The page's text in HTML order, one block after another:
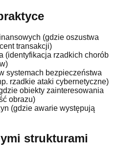
(gdzie oszustwa
transakcji)
(identyfikacja rzadkich chorób
systemach bezpieczeństwa
rzadkie ataki cybernetyczne)
obiekty zainteresowania
obrazu)
(gdzie awarie występują
strukturami